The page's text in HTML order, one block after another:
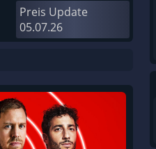
Preis Update
05.07.26